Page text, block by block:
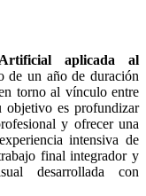
aplicada al
de un año de duración
torno al vínculo entre
objetivo es profundizar
y ofrecer una
intensiva de
final integrador y
desarrollada con